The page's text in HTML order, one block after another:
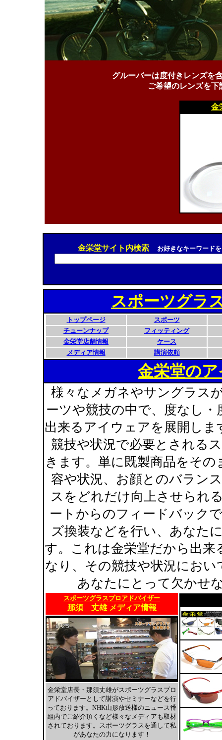
グルーバーは度付きレンズを
ご希望のレンズを
金
金栄堂サイト内検索 お好きなキーワード